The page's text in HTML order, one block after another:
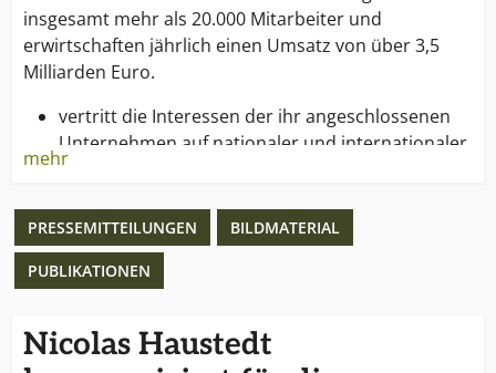
insgesamt mehr als 20.000 Mitarbeiter und
erwirtschaften jährlich einen Umsatz von über 3,5
Milliarden Euro.
vertritt die Interessen der ihr angeschlossenen
Unternehmen auf nationaler und internationaler
Ebene,
Leistungen zu allen branchen-relevanten Themen
und
informiert die Öffentlichkeit über die Entwicklung
So ist die wafg in Sachen AFG eine zentrale
Anlaufstelle für ihre Mitglieder und die Öffentlichkeit.
mehr
PRESSEMITTEILUNGEN BILDMATERIAL
PUBLIKATIONEN
Nicolas Haustedt